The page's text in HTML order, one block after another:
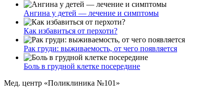
Ангина у детей — лечение и симптомы
Как избавиться от перхоти?
Рак груди: выживаемость, от чего появляется
Боль в грудной клетке посередине
Мед. центр «Поликлиника №101»